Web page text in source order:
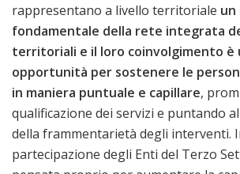
rappresentano a livello territoriale un
fondamentale della rete integrata
territoriali e il loro coinvolgimento è
opportunità per sostenere le
in maniera puntuale e capillare,
qualificazione dei servizi e puntando
della frammentarietà degli interventi.
partecipazione degli Enti del Terzo